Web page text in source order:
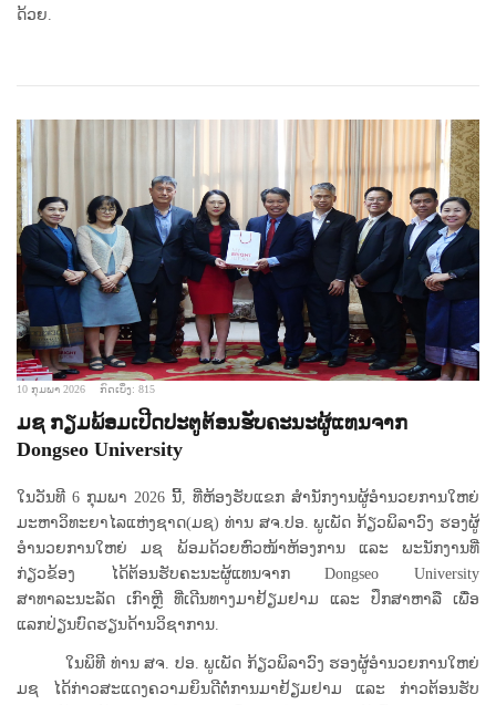
ດ້ວຍ.
10 ກຸມພາ 2026 ກົດເບິ່ງ: 815
ມຊ ກຽມພ້ອມເປີດປະຕູຕ້ອນຮັບຄະນະຜູ້ແທນຈາກ
Dongseo University
ໃນວັນທີ 6 ກຸມພາ 2026 ນີ້, ທີ່ຫ້ອງຮັບແຂກ ສໍານັກງານຜູ້ອໍານວຍການໃຫຍ່
ມະຫາວິທະຍາໄລແຫ່ງຊາດ(ມຊ) ທ່ານ ສຈ.ປອ. ພູເພັດ ກ້ຽວພິລາວົງ ຮອງຜູ້
ອໍານວຍການໃຫຍ່ ມຊ ພ້ອມດ້ວຍຫົວໜ້າຫ້ອງການ ແລະ ພະນັກງານທີ່
ກ່ຽວຂ້ອງ ໄດ້ຕ້ອນຮັບຄະນະຜູ້ແທນຈາກ Dongseo University
ສາທາລະນະລັດ ເກົາຫຼີ ທີ່ເດີນທາງມາຢ້ຽມຢາມ ແລະ ປຶກສາຫາລື ເພື່ອ
ແລກປ່ຽນບົດຮຽນດ້ານວິຊາການ.
ໃນພິທີ ທ່ານ ສຈ. ປອ. ພູເພັດ ກ້ຽວພິລາວົງ ຮອງຜູ້ອໍານວຍການໃຫຍ່
ມຊ ໄດ້ກ່າວສະແດງຄວາມຍິນດີຕໍ່ການມາຢ້ຽມຢາມ ແລະ ກ່າວຕ້ອນຮັບ